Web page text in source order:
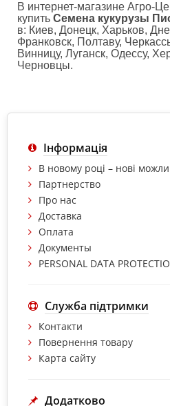
В интернет-магазине Агро-
купить Семена кукурузы
в: Киев, Донецк, Харьков,
Франковск, Полтаву,
Винницу, Луганск, Одессу,
Черновцы.
Інформація
В новому році – нові
Партнерство
Про нас
Доставка
Оплата
Документы
PERSONAL DATA
Служба підтримки
Контакти
Повернення товару
Карта сайту
Додатково